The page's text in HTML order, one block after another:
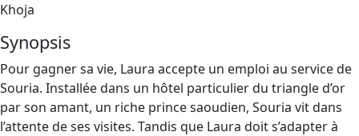
Khoja
Synopsis
Pour gagner sa vie, Laura accepte un emploi au service de
Souria. Installée dans un hôtel particulier du triangle d’or
par son amant, un riche prince saoudien, Souria vit dans
l’attente de ses visites. Tandis que Laura doit s’adapter à